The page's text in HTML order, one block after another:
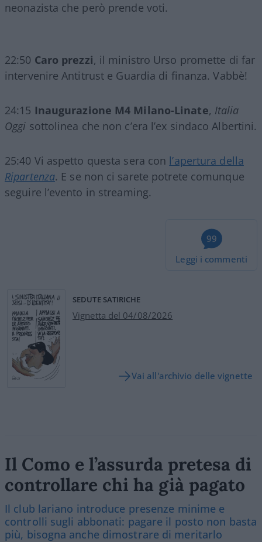
neonazista che però prende voti.
22:50 Caro prezzi, il ministro Urso promette di far
intervenire Antitrust e Guardia di finanza. Vabbè!
24:15 Inaugurazione M4 Milano-Linate, Italia
Oggi sottolinea che non c’era l’ex sindaco Albertini.
25:40 Vi aspetto questa sera con l’apertura della
Ripartenza. E se non ci sarete potrete comunque
seguire l’evento in streaming.
99
Leggi i commenti
SEDUTE SATIRICHE
Vignetta del 04/08/2026
Vai all'archivio delle vignette
Il Como e l’assurda pretesa di
controllare chi ha già pagato
Il club lariano introduce presenze minime e
controlli sugli abbonati: pagare il posto non basta
più, bisogna anche dimostrare di meritarlo